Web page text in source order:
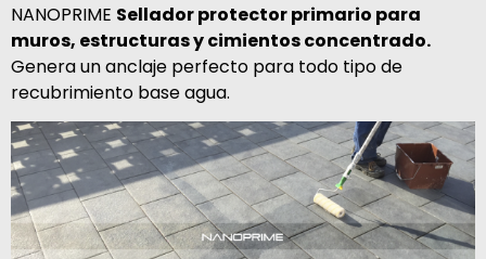
NANOPRIME Sellador protector primario para
muros, estructuras y cimientos concentrado.
Genera un anclaje perfecto para todo tipo de
recubrimiento base agua.